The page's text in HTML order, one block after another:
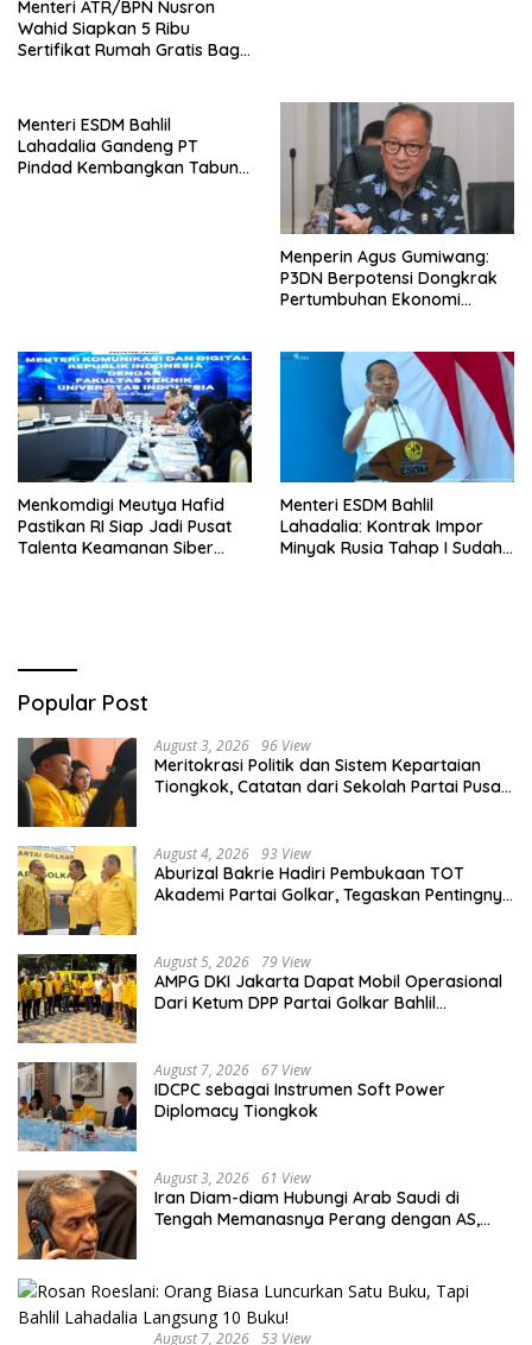
Menteri ATR/BPN Nusron
Wahid Siapkan 5 Ribu
Sertifikat Rumah Gratis Bagi
Menteri ESDM Bahlil
Lahadalia Gandeng PT
Pindad Kembangkan Tabung
Menperin Agus Gumiwang:
P3DN Berpotensi Dongkrak
Pertumbuhan Ekonomi
Menkomdigi Meutya Hafid
Pastikan RI Siap Jadi Pusat
Talenta Keamanan Siber
Menteri ESDM Bahlil
Lahadalia: Kontrak Impor
Minyak Rusia Tahap I Sudah
Popular Post
August 3, 2026 96 View
Meritokrasi Politik dan Sistem Kepartaian
Tiongkok, Catatan dari Sekolah Partai Pusat
August 4, 2026 93 View
Aburizal Bakrie Hadiri Pembukaan TOT
Akademi Partai Golkar, Tegaskan Pentingnya
August 5, 2026 79 View
AMPG DKI Jakarta Dapat Mobil Operasional
Dari Ketum DPP Partai Golkar Bahlil
August 7, 2026 67 View
IDCPC sebagai Instrumen Soft Power
Diplomacy Tiongkok
August 3, 2026 61 View
Iran Diam-diam Hubungi Arab Saudi di
Tengah Memanasnya Perang dengan AS,
August 7, 2026 53 View